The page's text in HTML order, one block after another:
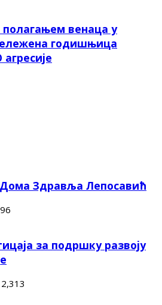
венаца у
годишњица
Здравља Лепосавић
за подршку развоју
2,313